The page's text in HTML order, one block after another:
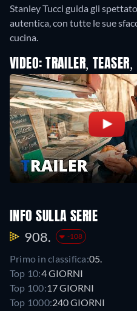
Stanley Tucci guida gli
autentica, con tutte le sue
VIDEO: TRAILER, TEASER,
INFO SULLA SERIE
908. -108
Primo in classifica:05.
Top 10:4 GIORNI
Top 100:17 GIORNI
Top 1000:240 GIORNI